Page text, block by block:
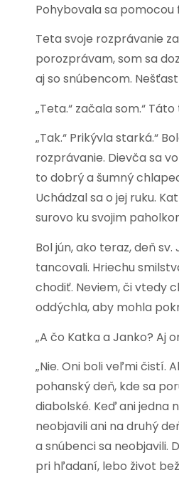
Pohybovala sa pomocou
Teta svoje rozprávanie
porozprávam, som sa
aj so snúbencom.
„Teta.“ začala som.“
„Tak.“ Prikývla starká.“
rozprávanie. Dievča sa
to dobrý a šumný
Uchádzal sa o jej ruku.
surovo ku svojim
Bol jún, ako teraz, deň
tancovali. Hriechu
chodiť. Neviem, či vtedy
oddýchla, aby mohla
„A čo Katka a Janko? Aj
„Nie. Oni boli veľmi čistí.
pohanský deň, kde sa
diabolské. Keď ani jedna
neobjavili ani na druhý
a snúbenci sa neobjavili.
pri hľadaní, lebo život